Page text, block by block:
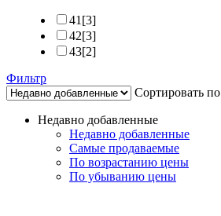
41 [3]
42[3]
43[2]
Фильтр
Сортировать по
Недавно добавленные
Недавно добавленные
Самые продаваемые
По возрастанию цены
По убыванию цены